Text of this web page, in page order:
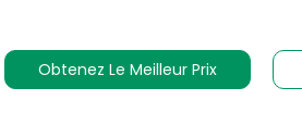
Obtenez Le Meilleur Prix